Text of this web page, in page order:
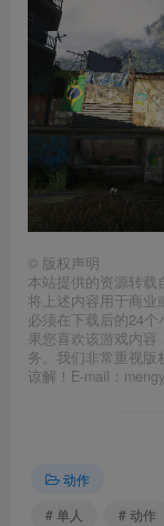
© 版权声明
本站提供的资源转载
将上述内容用于商业
必须在下载后的24
果您喜欢该游戏内容
务。我们非常重视版
谅解！E-mail：
动作
# 单人
# 动作